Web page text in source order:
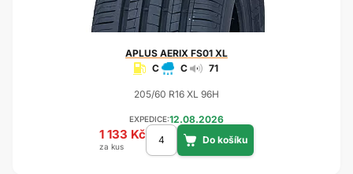
APLUS AERIX FS01 XL
C
C 71
205/60 R16 XL 96H
EXPEDICE:12.08.2026
1 133 Kč
za kus